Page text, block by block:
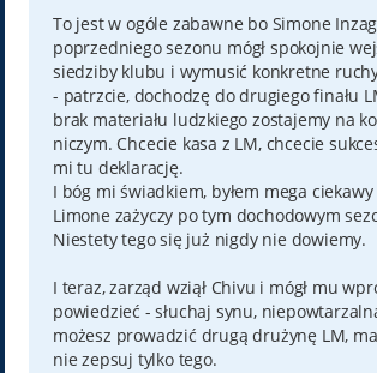
t
To jest w ogóle zabawne bo Simone
poprzedniego sezonu mógł spokojnie
siedziby klubu i wymusić konkretne
- patrzcie, dochodzę do drugiego finału
brak materiału ludzkiego zostajemy na
niczym. Chcecie kasa z LM, chcecie
mi tu deklarację.
I bóg mi świadkiem, byłem mega
Limone zażyczy po tym dochodowym
Niestety tego się już nigdy nie dowiemy.
I teraz, zarząd wziął Chivu i mógł mu
powiedzieć - słuchaj synu,
możesz prowadzić drugą drużynę LM,
nie zepsuj tylko tego.